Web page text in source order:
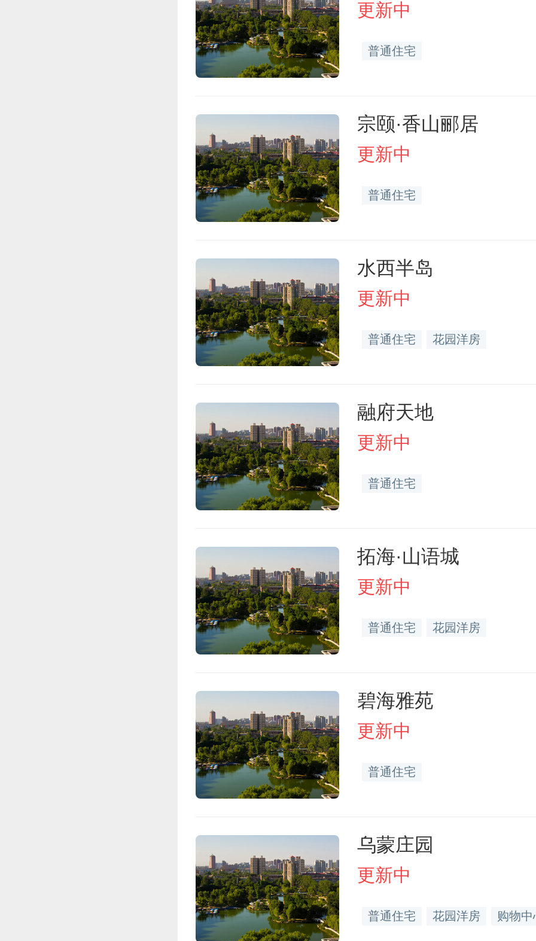
更新中
普通住宅
宗颐·香山郦居
更新中
普通住宅
水西半岛
更新中
普通住宅 花园洋房
融府天地
更新中
普通住宅
拓海·山语城
更新中
普通住宅 花园洋房
碧海雅苑
更新中
普通住宅
乌蒙庄园
更新中
普通住宅 花园洋房 购物中